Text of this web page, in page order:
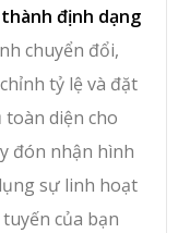
định dạng
chuyển đổi,
tỷ lệ và đặt
diện cho
đón nhận hình
sự linh hoạt
của bạn